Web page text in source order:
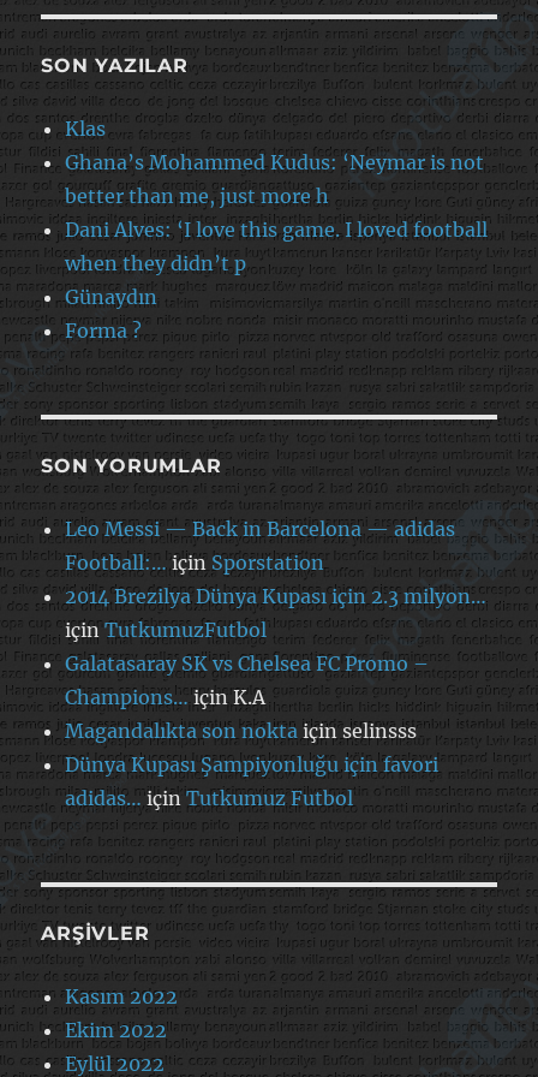
SON YAZILAR
Klas
Ghana’s Mohammed Kudus: ‘Neymar is not
better than me, just more h
Dani Alves: ‘I love this game. I loved football
when they didn’t p
Günaydın
Forma ?
SON YORUMLAR
Leo Messi — Back in Barcelona — adidas
Football:…için Sporstation
2014 Brezilya Dünya Kupası için 2.3 milyon…
içinTutkumuzFutbol
Galatasaray SK vs Chelsea FC Promo –
Champions…içinK.A
Magandalıkta son nokta içinselinsss
Dünya Kupası Şampiyonluğu için favori
adidas…içinTutkumuz Futbol
ARŞIVLER
Kasım 2022
Ekim 2022
Eylül 2022